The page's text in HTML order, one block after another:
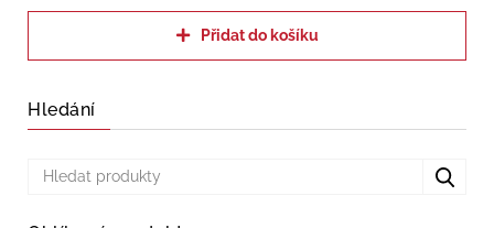
Přidat do košíku
Hledání